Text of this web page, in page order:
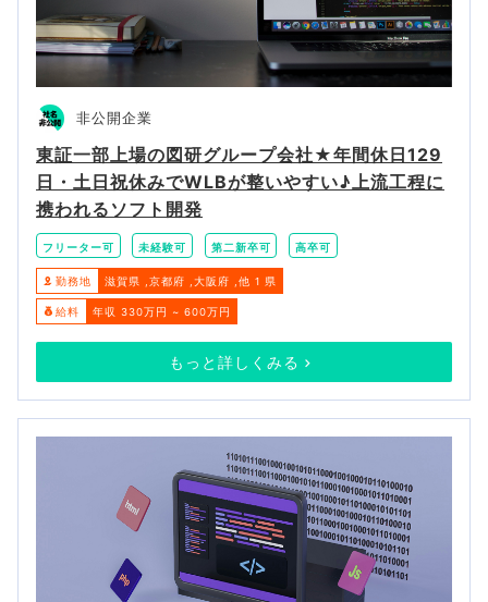
非公開企業
東証一部上場の図研グループ会社★年間休日129
日・土日祝休みでWLBが整いやすい♪上流工程に
携われるソフト開発
フリーター可 未経験可 第二新卒可 高卒可
勤務地 滋賀県 京都府 大阪府 他 1 県
給料 年収 330万円 ~ 600万円
もっと詳しくみる